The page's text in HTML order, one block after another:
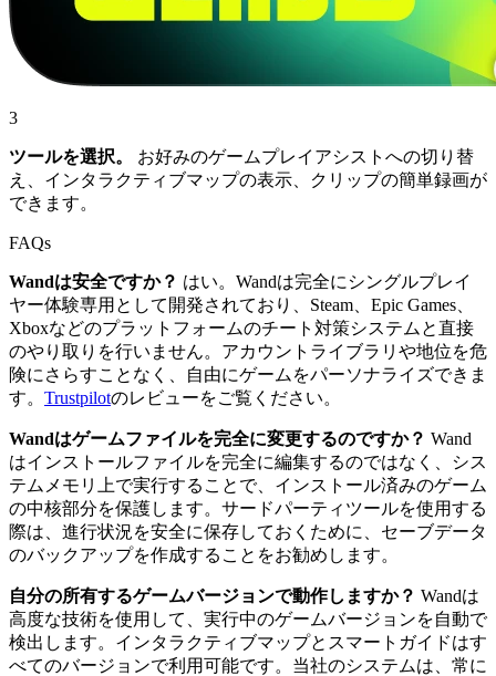
3
ツールを選択。
お好みのゲームプレイアシストへの切り替
え、インタラクティブマップの表示、クリップの簡単録画が
できます。
FAQs
Wandは安全ですか？ はい。Wandは完全にシングルプレイ
ヤー体験専用として開発されており、Steam、Epic Games、
Xboxなどのプラットフォームのチート対策システムと直接
のやり取りを行いません。アカウントライブラリや地位を危
険にさらすことなく、自由にゲームをパーソナライズできま
す。 Trustpilotのレビューをご覧ください。
Wandはゲームファイルを完全に変更するのですか？ Wand
はインストールファイルを完全に編集するのではなく、シス
テムメモリ上で実行することで、インストール済みのゲーム
の中核部分を保護します。サードパーティツールを使用する
際は、進行状況を安全に保存しておくために、セーブデータ
のバックアップを作成することをお勧めします。
自分の所有するゲームバージョンで動作しますか？ Wandは
高度な技術を使用して、実行中のゲームバージョンを自動で
検出します。インタラクティブマップとスマートガイドはす
べてのバージョンで利用可能です。当社のシステムは、常に